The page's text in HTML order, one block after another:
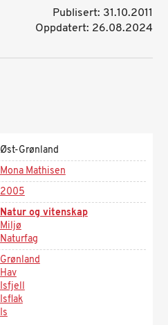
Publisert: 31.10.2011
Oppdatert: 26.08.2024
Øst-Grønland
Mona Mathisen
2005
Natur og vitenskap
Miljø
Naturfag
Grønland
Hav
Isfjell
Isflak
Is